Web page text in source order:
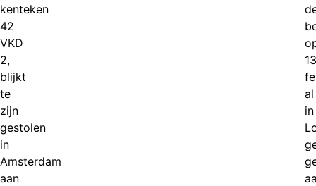
kenteken
42
VKD
2,
blijkt
te
zijn
gestolen
in
Amsterdam
aan
13
al
in